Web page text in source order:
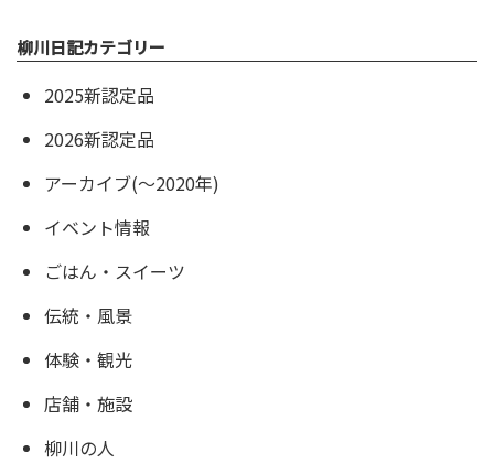
柳川日記カテゴリー
2025新認定品
2026新認定品
アーカイブ(〜2020年)
イベント情報
ごはん・スイーツ
伝統・風景
体験・観光
店舗・施設
柳川の人